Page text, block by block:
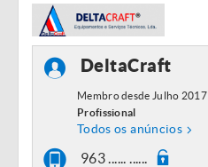
DeltaCraft
Membro desde Julho 2017
Profissional
Todos os anúncios
963 ...... ......